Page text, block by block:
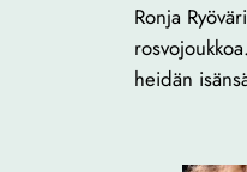
Ronja
heidän